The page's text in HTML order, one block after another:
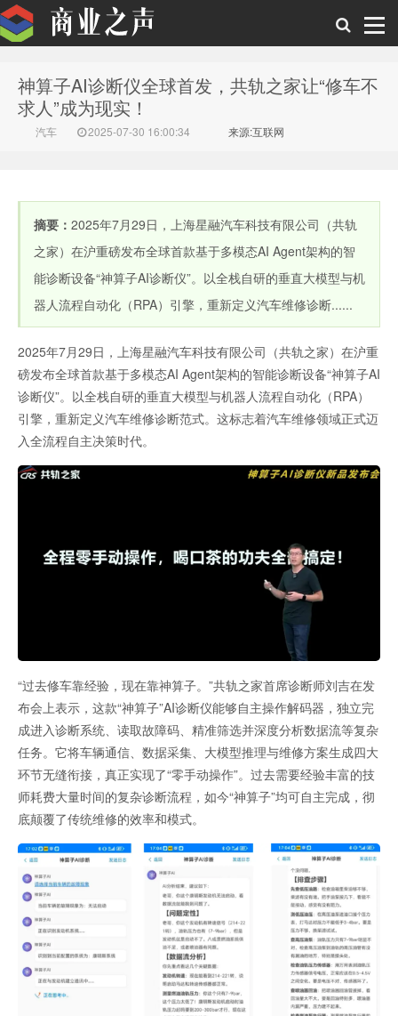
商业之声
神算子AI诊断仪全球首发，共轨之家让“修车不
求人”成为现实！
汽车 2025-07-30 16:00:34 来源:互联网
摘要： 2025年7月29日，上海星融汽车科技有限公司（共轨
之家）在沪重磅发布全球首款基于多模态AI Agent架构的智
能诊断设备“神算子AI诊断仪”。以全栈自研的垂直大模型与机
器人流程自动化（RPA）引擎，重新定义汽车维修诊断......
2025年7月29日，上海星融汽车科技有限公司（共轨之家）在沪重
磅发布全球首款基于多模态AI Agent架构的智能诊断设备“神算子AI
诊断仪”。以全栈自研的垂直大模型与机器人流程自动化（RPA）
引擎，重新定义汽车维修诊断范式。这标志着汽车维修领域正式迈
入全流程自主决策时代。
“过去修车靠经验，现在靠神算子。”共轨之家首席诊断师刘吉在发
布会上表示，这款“神算子”AI诊断仪能够自主操作解码器，独立完
成进入诊断系统、读取故障码、精准筛选并深度分析数据流等复杂
任务。它将车辆通信、数据采集、大模型推理与维修方案生成四大
环节无缝衔接，真正实现了“零手动操作”。过去需要经验丰富的技
师耗费大量时间的复杂诊断流程，如今“神算子”均可自主完成，彻
底颠覆了传统维修的效率和模式。